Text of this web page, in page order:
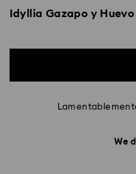
Idyllia Gazapo y Huevo
We